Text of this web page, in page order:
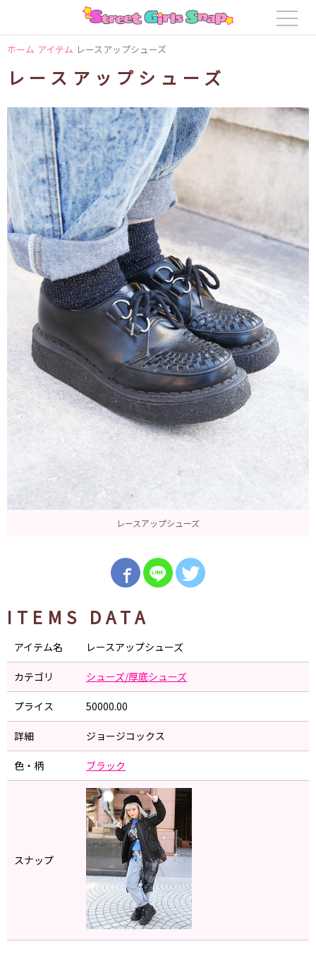
ホーム アイテム レースアップシューズ
レースアップシューズ
レースアップシューズ
ITEMS DATA
アイテム名 レースアップシューズ
カテゴリ シューズ/厚底シューズ
プライス 50000.00
詳細 ジョージコックス
色・柄 ブラック
スナップ